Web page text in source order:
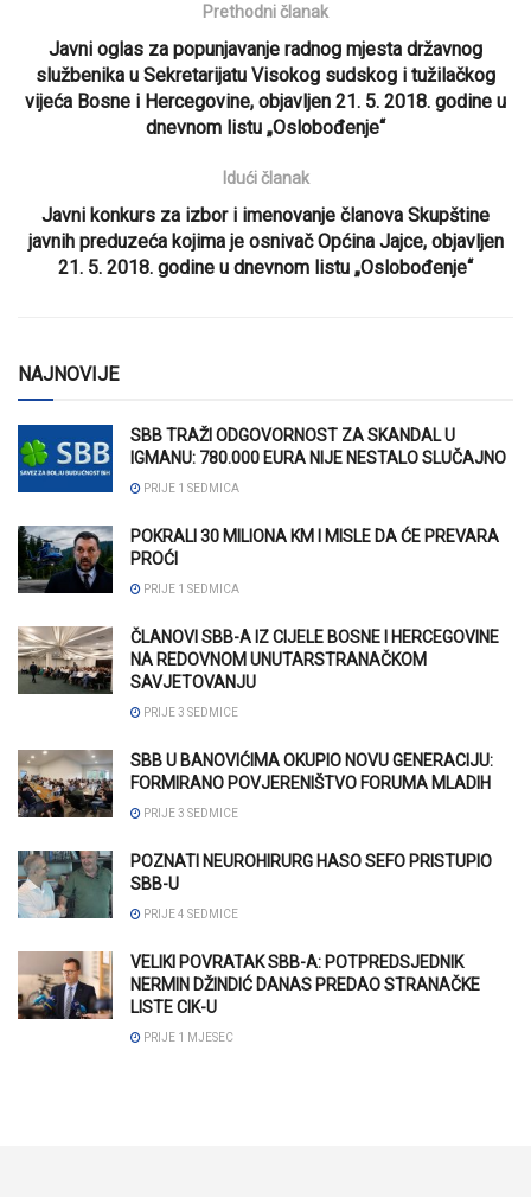
Prethodni članak
Javni oglas za popunjavanje radnog mjesta državnog
službenika u Sekretarijatu Visokog sudskog i tužilačkog
vijeća Bosne i Hercegovine, objavljen 21. 5. 2018. godine u
dnevnom listu „Oslobođenje“
Idući članak
Javni konkurs za izbor i imenovanje članova Skupštine
javnih preduzeća kojima je osnivač Općina Jajce, objavljen
21. 5. 2018. godine u dnevnom listu „Oslobođenje“
NAJNOVIJE
SBB TRAŽI ODGOVORNOST ZA SKANDAL U
IGMANU: 780.000 EURA NIJE NESTALO SLUČAJNO
PRIJE 1 SEDMICA
POKRALI 30 MILIONA KM I MISLE DA ĆE PREVARA
PROĆI
PRIJE 1 SEDMICA
ČLANOVI SBB-A IZ CIJELE BOSNE I HERCEGOVINE
NA REDOVNOM UNUTARSTRANAČKOM
SAVJETOVANJU
PRIJE 3 SEDMICE
SBB U BANOVIĆIMA OKUPIO NOVU GENERACIJU:
FORMIRANO POVJERENIŠTVO FORUMA MLADIH
PRIJE 3 SEDMICE
POZNATI NEUROHIRURG HASO SEFO PRISTUPIO
SBB-U
PRIJE 4 SEDMICE
VELIKI POVRATAK SBB-A: POTPREDSJEDNIK
NERMIN DŽINDIĆ DANAS PREDAO STRANAČKE
LISTE CIK-U
PRIJE 1 MJESEC